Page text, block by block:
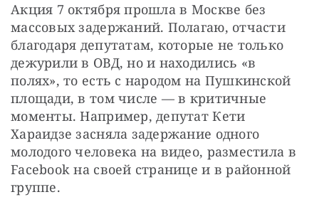
Акция 7 октября прошла в Москве без
массовых задержаний. Полагаю, отчасти
благодаря депутатам, которые не только
дежурили в ОВД, но и находились «в
полях», то есть с народом на Пушкинской
площади, в том числе — в критичные
моменты. Например, депутат Кети
Хараидзе засняла задержание одного
молодого человека на видео, разместила в
Facebook на своей странице и в районной
группе.